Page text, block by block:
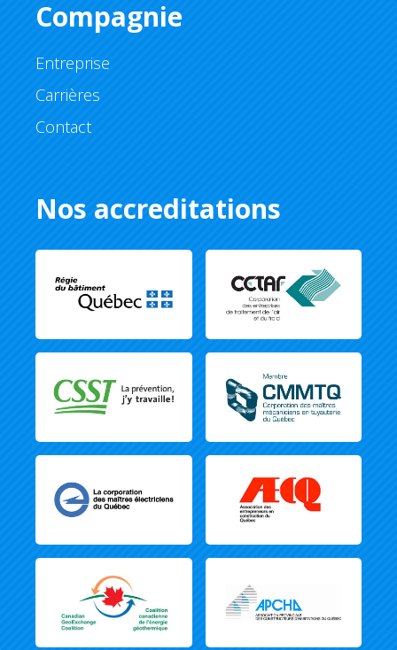
Compagnie
Entreprise
Carrières
Contact
Nos accreditations